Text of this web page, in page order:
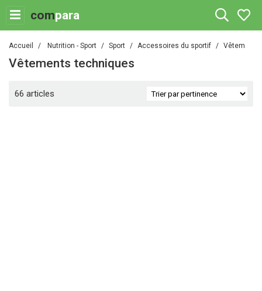
compara
Accueil Nutrition - Sport Sport Accessoires du sportif Vêtements
Vêtements techniques
66 articles